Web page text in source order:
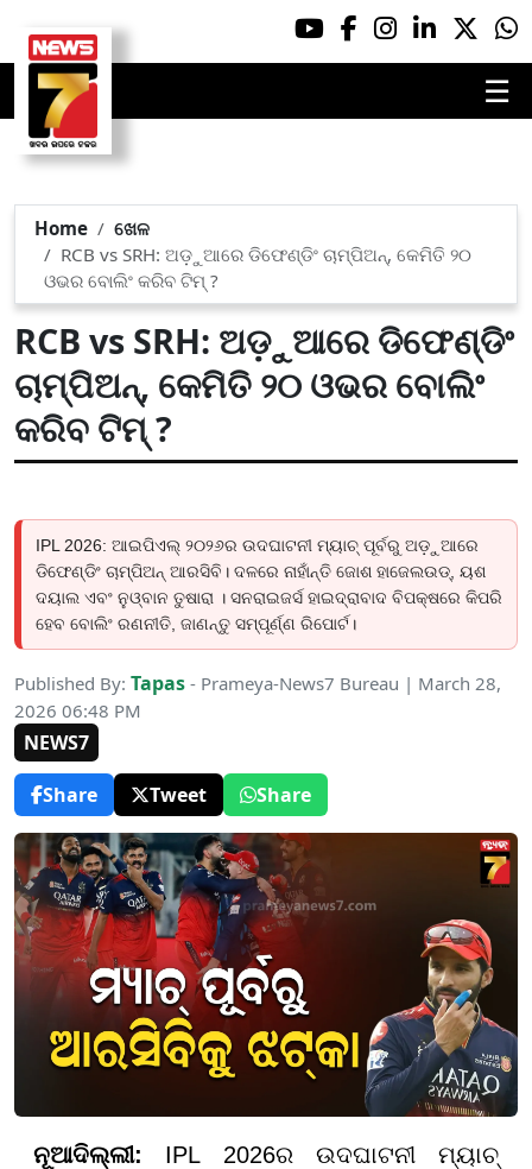
☰
Home
ଖେଳ
RCB vs SRH: ଅଡ଼ୁଆରେ ଡିଫେଣ୍ଡିଂ ଚାମ୍ପିଅନ୍, କେମିତି ୨୦
ଓଭର ବୋଲିଂ କରିବ ଟିମ୍ ?
RCB vs SRH: ଅଡ଼ୁଆରେ ଡିଫେଣ୍ଡିଂ
ଚାମ୍ପିଅନ୍, କେମିତି ୨୦ ଓଭର ବୋଲିଂ
କରିବ ଟିମ୍ ?
IPL 2026: ଆଇପିଏଲ୍ ୨୦୨୬ର ଉଦଘାଟନୀ ମ୍ୟାଚ୍ ପୂର୍ବରୁ ଅଡ଼ୁଆରେ
ଡିଫେଣ୍ଡିଂ ଚାମ୍ପିଅନ୍ ଆରସିବି। ଦଳରେ ନାହାଁନ୍ତି ଜୋଶ ହାଜେଲଉଡ୍, ୟଶ
ଦୟାଲ ଏବଂ ନୁଓ୍ବାନ ତୁଷାରା । ସନରାଇଜର୍ସ ହାଇଦ୍ରାବାଦ ବିପକ୍ଷରେ କିପରି
ହେବ ବୋଲିଂ ରଣନୀତି, ଜାଣନ୍ତୁ ସମ୍ପୂର୍ଣ୍ଣ ରିପୋର୍ଟ।
Published By: Tapas - Prameya-News7 Bureau | March 28,
2026 06:48 PM
NEWS7
Share
Tweet Share
ନୂଆଦିଲ୍ଲୀ: IPL 2026ର ଉଦଘାଟନୀ ମ୍ୟାଚ୍